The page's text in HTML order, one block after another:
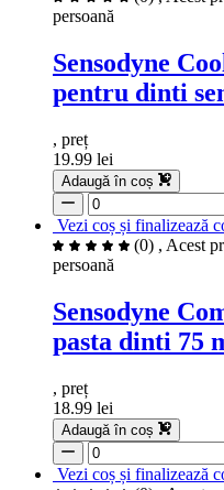
persoană
Sensodyne
pentru dinti
, preț
19.99 lei
Adaugă în coș
Vezi coș și finalizează
(0) , Acest
persoană
Sensodyne
pasta dinti 75
, preț
18.99 lei
Adaugă în coș
Vezi coș și finalizează